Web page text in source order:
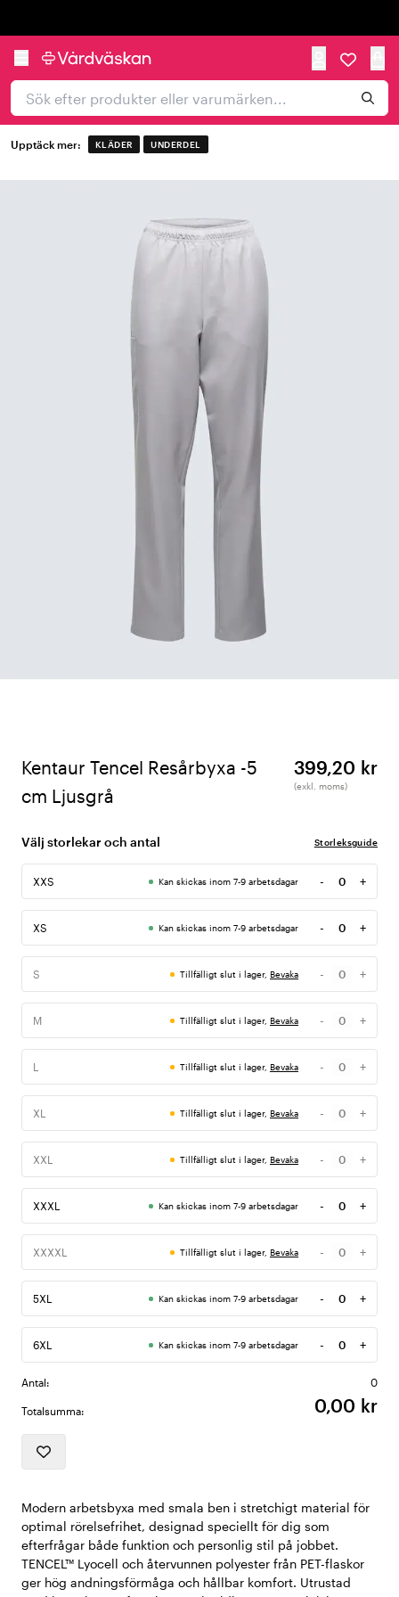
Upptäck mer: KLÄDER UNDERDEL
Kentaur Tencel Resårbyxa -5
cm Ljusgrå
399,20 kr
(exkl. moms)
Välj storlekar och antal Storleksguide
XXS Kan skickas inom 7-9 arbetsdagar -
Antal
+
XS Kan skickas inom 7-9 arbetsdagar -
Antal
+
S Tillfälligt slut i lager, Bevaka -
Antal
+
M Tillfälligt slut i lager, Bevaka -
Antal
+
L Tillfälligt slut i lager, Bevaka -
Antal
+
XL Tillfälligt slut i lager, Bevaka -
Antal
+
XXL Tillfälligt slut i lager, Bevaka -
Antal
+
XXXL Kan skickas inom 7-9 arbetsdagar -
Antal
+
XXXXL Tillfälligt slut i lager, Bevaka -
Antal
+
5XL Kan skickas inom 7-9 arbetsdagar -
Antal
+
6XL Kan skickas inom 7-9 arbetsdagar -
Antal
+
Antal: 0
Totalsumma: 0,00 kr
Modern arbetsbyxa med smala ben i stretchigt material för
optimal rörelsefrihet, designad speciellt för dig som
efterfrågar både funktion och personlig stil på jobbet.
TENCEL™ Lyocell och återvunnen polyester från PET-flaskor
ger hög andningsförmåga och hållbar komfort. Utrustad